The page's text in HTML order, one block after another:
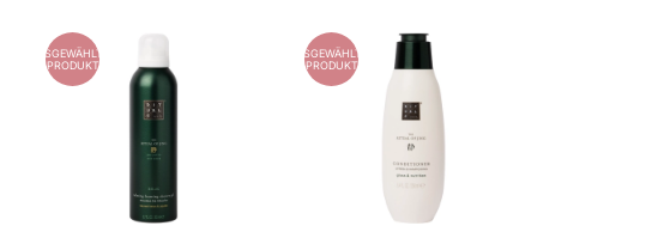
AUSGEWÄHLTES
PRODUKT
AUSGEWÄHLTES
PRODUKT